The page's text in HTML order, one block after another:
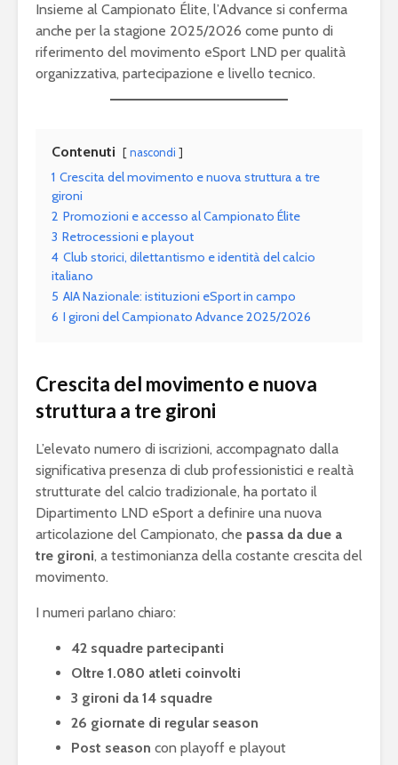
Insieme al Campionato Élite, l’Advance si conferma
anche per la stagione 2025/2026 come punto di
riferimento del movimento eSport LND per qualità
organizzativa, partecipazione e livello tecnico.
Contenuti nascondi
1 Crescita del movimento e nuova struttura a tre
gironi
2 Promozioni e accesso al Campionato Élite
3 Retrocessioni e playout
4 Club storici, dilettantismo e identità del calcio
italiano
5 AIA Nazionale: istituzioni eSport in campo
6 I gironi del Campionato Advance 2025/2026
Crescita del movimento e nuova
struttura a tre gironi
L’elevato numero di iscrizioni, accompagnato dalla
significativa presenza di club professionistici e realtà
strutturate del calcio tradizionale, ha portato il
Dipartimento LND eSport a definire una nuova
articolazione del Campionato, che passa da due a
tre gironi, a testimonianza della costante crescita del
movimento.
I numeri parlano chiaro:
42 squadre partecipanti
Oltre 1.080 atleti coinvolti
3 gironi da 14 squadre
26 giornate di regular season
Post season con playoff e playout